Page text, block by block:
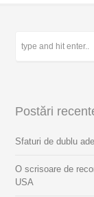
Postări
Sfaturi de dublu
O scrisoare de
USA